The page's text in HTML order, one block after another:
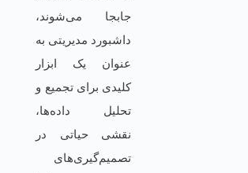
جابجا می‌شوند،
داشبورد مدیریتی به
عنوان یک ابزار
کلیدی برای تجمیع و
تحلیل داده‌ها،
نقشی حیاتی در
تصمیم‌گیری‌های